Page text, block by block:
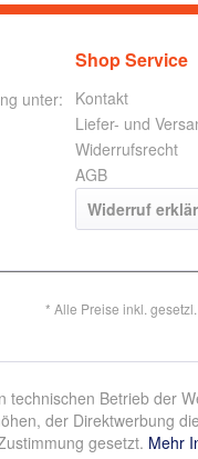
unter:
Shop Service
Kontakt
Liefer- und
Widerrufsrecht
AGB
Widerruf
* Alle Preise inkl.
technischen Betrieb der
der Direktwerbung
gesetzt. Mehr